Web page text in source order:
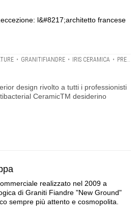
l&#8217;architetto francese
• GRANITIFIANDRE • IRIS CERAMICA • PREMIO ACTIVE DESIGN
design rivolto a tutti i professionisti
CeramicTM desiderino
realizzato nel 2009 a
di Graniti Fiandre "New Ground"
sempre più attento e cosmopolita.